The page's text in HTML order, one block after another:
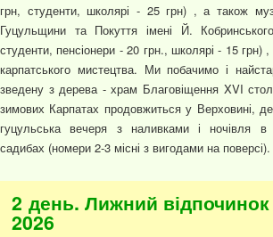
грн, студенти, школярі - 25 грн) , а також
Гуцульщини та Покуття імені Й.
студенти, пенсіонери - 20 грн., школярі - 15 грн) ,
карпатського мистецтва. Ми побачимо і
зведену з дерева - храм Благовіщення XVI
зимових Карпатах продовжиться у Верховині,
гуцульська вечеря з наливками і ночівля в
садибах (номери 2-3 місні з вигодами на поверсі).
2 день. Лижний
2026